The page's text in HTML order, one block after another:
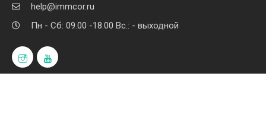
help@immcor.ru
Пн - Сб: 09.00 -18.00 Вс.: - выходной